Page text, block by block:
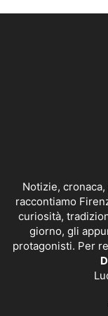
Notizie,
raccontiamo
curiosità,
giorno, gli
protagonisti. Per